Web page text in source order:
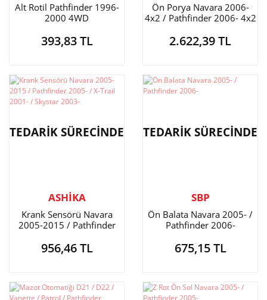
Alt Rotil Pathfinder 1996-
2000 4WD
393,83 TL
Ön Porya Navara 2006-
4x2 / Pathfinder 2006- 4x2
2.622,39 TL
TEDARİK SÜRECİNDE
ASHİKA
Krank Sensörü Navara
2005-2015 / Pathfinder
Skystar 2003-
956,46 TL
TEDARİK SÜRECİNDE
SBP
Ön Balata Navara 2005- /
Pathfinder 2006-
675,15 TL